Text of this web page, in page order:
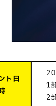
ト日
1
2